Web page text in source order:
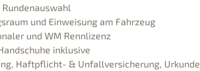
und Einweisung am Fahrzeug
und WM Rennlizenz
inklusive
Haftpflicht- & Unfallversicherung, Urkunde